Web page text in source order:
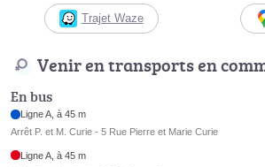
Trajet Waze
Venir en transports en
En bus
Ligne A, à 45 m
Arrêt P. et M. Curie - 5 Rue Pierre et Marie Curie
Ligne A, à 45 m